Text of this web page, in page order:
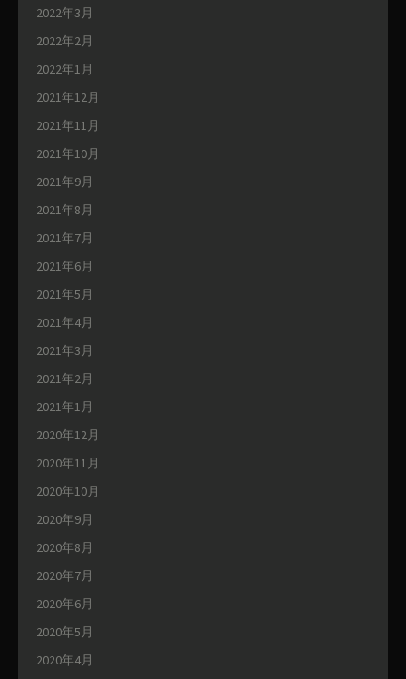
2022年3月
2022年2月
2022年1月
2021年12月
2021年11月
2021年10月
2021年9月
2021年8月
2021年7月
2021年6月
2021年5月
2021年4月
2021年3月
2021年2月
2021年1月
2020年12月
2020年11月
2020年10月
2020年9月
2020年8月
2020年7月
2020年6月
2020年5月
2020年4月